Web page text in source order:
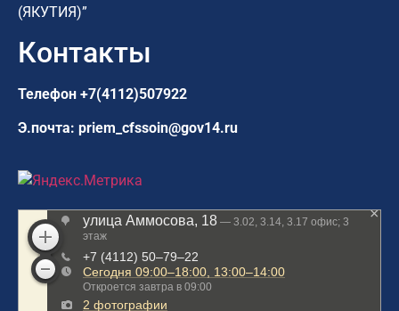
(ЯКУТИЯ)”
Контакты
Телефон +7(4112)507922
Э.почта: priem_cfssoin@gov14.ru